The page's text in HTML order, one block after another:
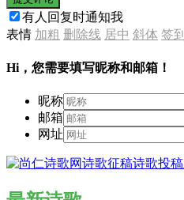
有人回复时通知我
表情 加粗 删除线 居中 斜体 签到
Hi，您需要填写昵称和邮箱！
昵称
邮箱
网址